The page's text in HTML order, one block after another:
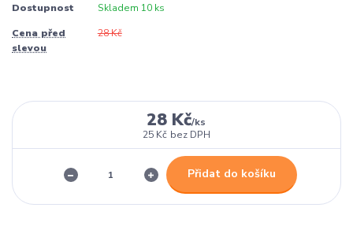
Dostupnost Skladem 10 ks
Cena před
slevou
28 Kč
28 Kč/ks
25 Kč bez DPH
Přidat do košíku